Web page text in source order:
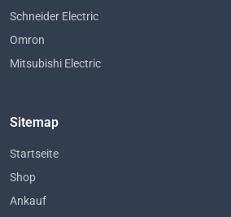
Schneider Electric
Omron
Mitsubishi Electric
Sitemap
Startseite
Shop
Ankauf